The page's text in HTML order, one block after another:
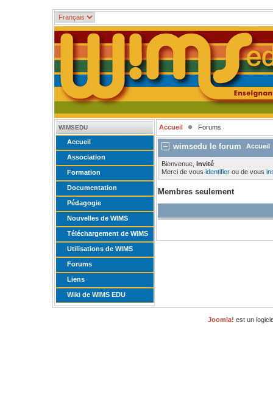
WIMSEDU
Accueil
Association
Formation
Documentation
Pédagogie
Nouvelles de WIMS
Téléchargement de WIMS
Utilisations de WIMS
Forums
Liens
Wiki de WIMS EDU
Accueil Forums
wimsedu le forum Accueil
Bienvenue, Invité
Merci de vous identifier ou de vous
Membres seulement
Joomla! est un